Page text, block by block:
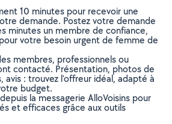
10 minutes pour recevoir une
demande. Postez votre demande
minutes un membre de confiance,
votre besoin urgent de femme de
membres, professionnels ou
contacté. Présentation, photos de
avis : trouvez l'offreur idéal, adapté à
budget.
la messagerie AlloVoisins pour
et efficaces grâce aux outils